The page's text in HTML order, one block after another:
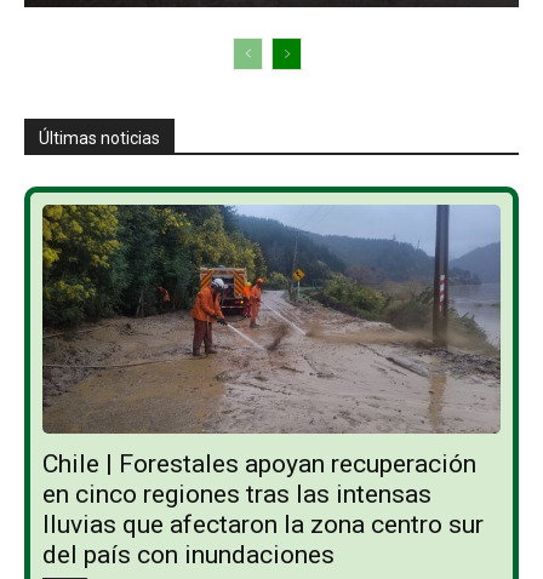
Últimas noticias
Chile | Forestales apoyan recuperación
en cinco regiones tras las intensas
lluvias que afectaron la zona centro sur
del país con inundaciones